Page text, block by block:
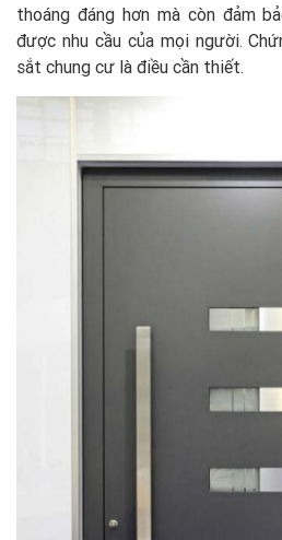
thoáng đáng hơn mà còn đảm
được nhu cầu của mọi người.
sắt chung cư là điều cần thiết.